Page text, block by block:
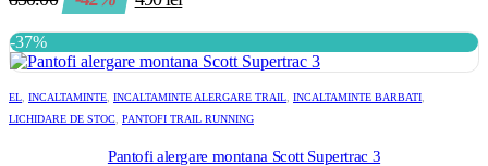
-37%
EL INCALTAMINTE INCALTAMINTE ALERGARE TRAIL INCALTAMINTE BARBATI
LICHIDARE DE STOC PANTOFI TRAIL RUNNING
Pantofi alergare montana Scott Supertrac 3